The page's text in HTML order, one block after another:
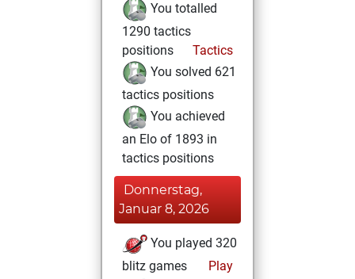
You totalled
1290 tactics
positions
Tactics
You solved 621
tactics positions
You achieved
an Elo of 1893 in
tactics positions
Donnerstag,
Januar 8, 2026
You played 320
blitz games
Play